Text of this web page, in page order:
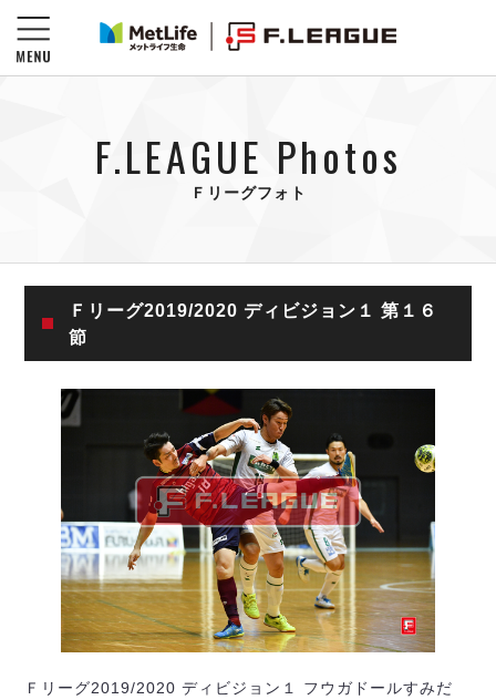
F.LEAGUE Photos
Ｆリーグフォト
Ｆリーグ2019/2020 ディビジョン１ 第１６
節
Ｆリーグ2019/2020 ディビジョン１ フウガドールすみだ